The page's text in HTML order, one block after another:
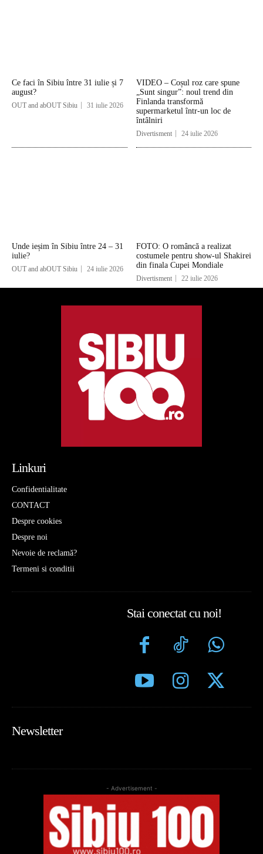
Ce faci în Sibiu între 31 iulie și 7
august?
OUT and abOUT Sibiu 31 iulie 2026
VIDEO – Coșul roz care spune
„Sunt singur”: noul trend din
Finlanda transformă
supermarketul într-un loc de
întâlniri
Divertisment 24 iulie 2026
Unde ieșim în Sibiu între 24 – 31
iulie?
OUT and abOUT Sibiu 24 iulie 2026
FOTO: O româncă a realizat
costumele pentru show-ul Shakirei
din finala Cupei Mondiale
Divertisment 22 iulie 2026
Linkuri
Confidentialitate
CONTACT
Despre cookies
Despre noi
Nevoie de reclamă?
Termeni si conditii
Stai conectat cu noi!
Newsletter
- Advertisement -